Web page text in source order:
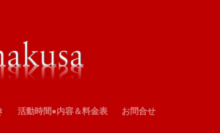
活動時間•内容＆料金表 お問合せ